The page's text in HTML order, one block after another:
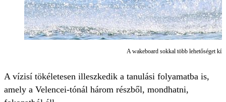
A wakeboard sokkal több lehetőséget
A vízisí tökéletesen illeszkedik a tanulási folyamatba is,
amely a Velencei-tónál három részből, mondhatni,